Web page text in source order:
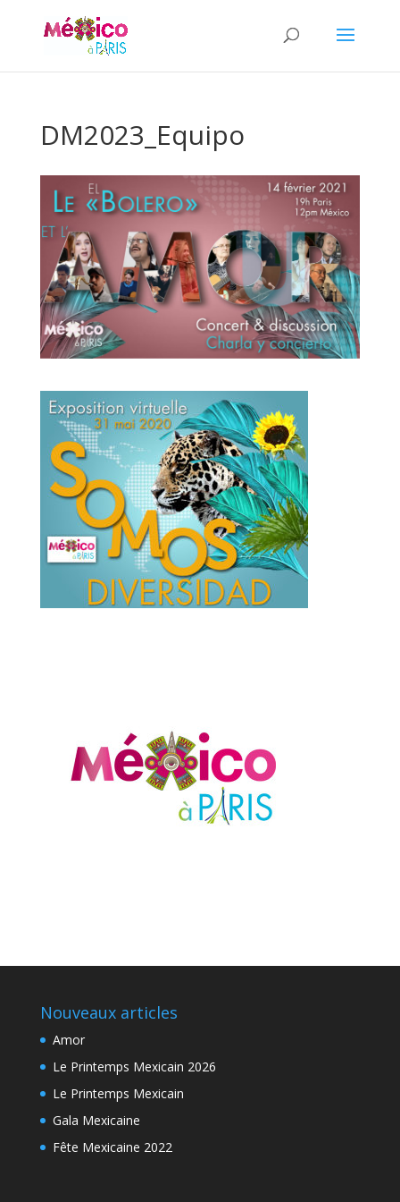
DM2023_Equipo
Nouveaux articles
Amor
Le Printemps Mexicain 2026
Le Printemps Mexicain
Gala Mexicaine
Fête Mexicaine 2022